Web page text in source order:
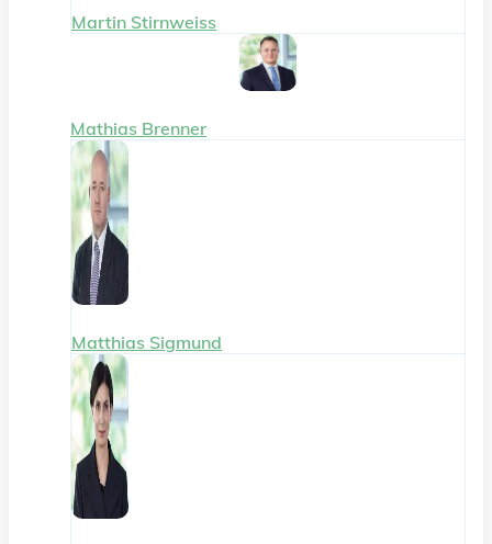
Martin Stirnweiss
Mathias Brenner
Matthias Sigmund